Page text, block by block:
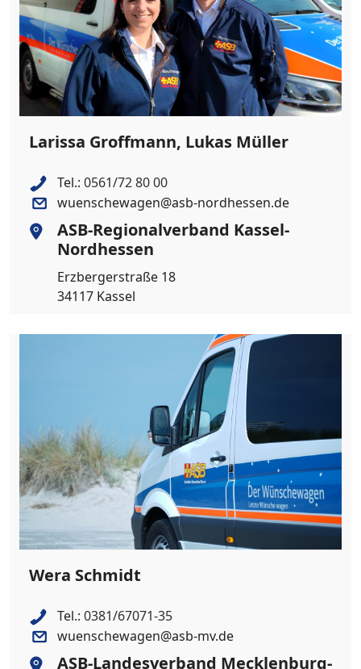
Larissa Groffmann, Lukas Müller
Tel.: 0561/72 80 00
wuenschewagen@asb-nordhessen.de
ASB-Regionalverband Kassel-
Nordhessen
Erzbergerstraße 18
34117 Kassel
Wera Schmidt
Tel.: 0381/67071-35
wuenschewagen@asb-mv.de
ASB-Landesverband Mecklenburg-